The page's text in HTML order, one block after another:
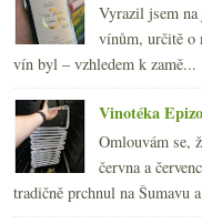
Vyrazil jsem na
vínům, určitě o
vín byl – vzhledem k zamě...
Vinotéka
Omlouvám se,
června a
tradičně prchnul na Šumavu